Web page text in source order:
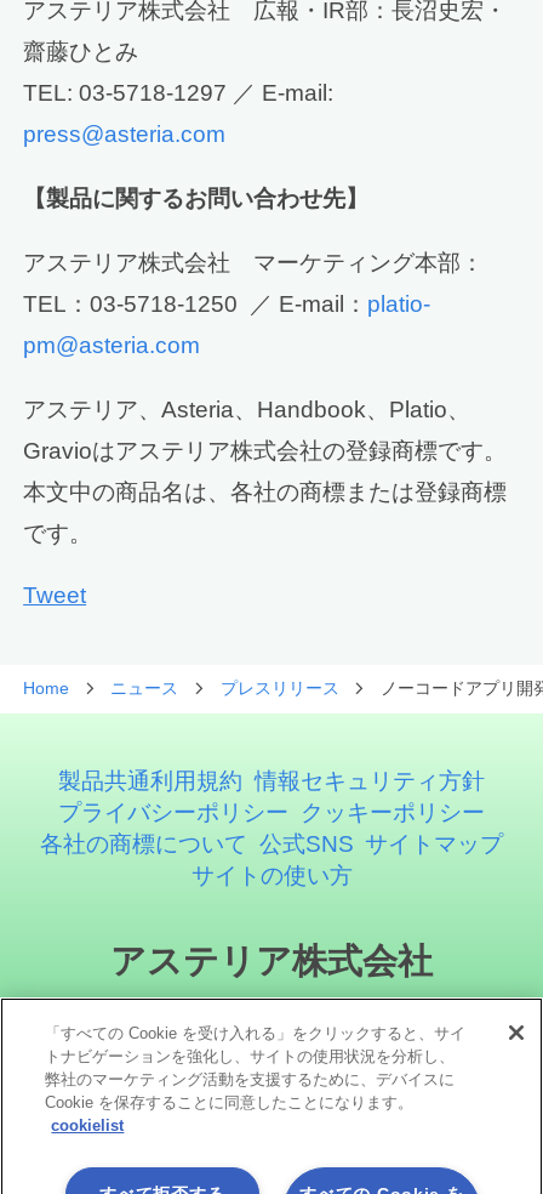
アステリア株式会社 広報・IR部：長沼史宏・
齋藤ひとみ
TEL: 03-5718-1297 ／ E-mail:
press@asteria.com
【製品に関するお問い合わせ先】
アステリア株式会社 マーケティング本部：
TEL：03-5718-1250 ／ E-mail： platio-
pm@asteria.com
アステリア、Asteria、Handbook、Platio、
Gravioはアステリア株式会社の登録商標です。
本文中の商品名は、各社の商標または登録商標
です。
Tweet
Home ニュース プレスリリース ノーコードアプリ開
製品共通利用規約 情報セキュリティ方針
プライバシーポリシー
クッキーポリシー
各社の商標について 公式SNS サイトマップ
サイトの使い方
アステリア株式会社
ソーシャルメディア
「すべての Cookie を受け入れる」をクリックすると、サイ
トナビゲーションを強化し、サイトの使用状況を分析し、
弊社のマーケティング活動を支援するために、デバイスに
Cookie を保存することに同意したことになります。
cookielist